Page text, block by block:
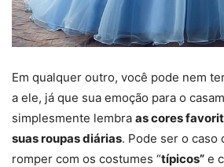
Em qualquer outro, você pode nem
a ele, já que sua emoção para o
simplesmente lembra as cores
suas roupas diárias. Pode ser o caso
romper com os costumes “típicos” e